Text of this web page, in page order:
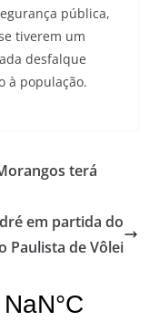
pública,
tiverem um
desfalque
à população.
terá
em partida do
Paulista de Vôlei